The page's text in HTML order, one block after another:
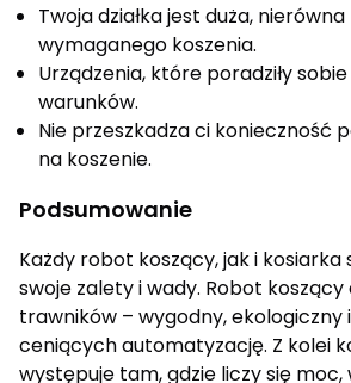
Twoja działka jest duża,
wymaganego koszenia.
Urządzenia, które poradziły
warunków.
Nie przeszkadza ci konieczność
na koszenie.
Podsumowanie
Każdy robot koszący, jak i kosiarka
swoje zalety i wady. Robot
trawników – wygodny, ekologiczny
ceniących automatyzację. Z kolei
występuje tam, gdzie liczy się